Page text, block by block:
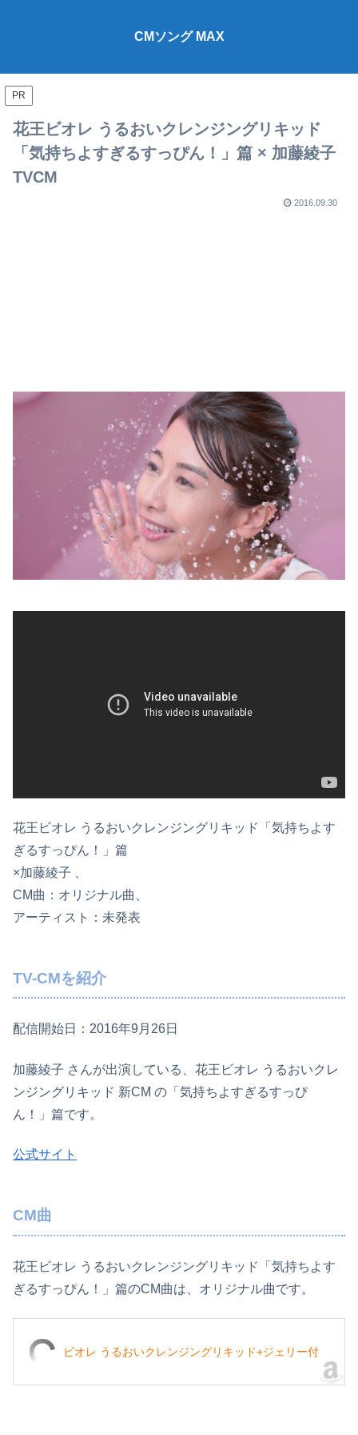
CMソング MAX
PR
花王ビオレ うるおいクレンジングリキッド
「気持ちよすぎるすっぴん！」篇 × 加藤綾子
TVCM
2016.09.30
花王ビオレ うるおいクレンジングリキッド「気持ちよす
ぎるすっぴん！」篇
×加藤綾子 、
CM曲：オリジナル曲、
アーティスト：未発表
TV-CMを紹介
配信開始日：2016年9月26日
加藤綾子 さんが出演している、花王ビオレ うるおいクレ
ンジングリキッド 新CM の「気持ちよすぎるすっぴ
ん！」篇です。
公式サイト
CM曲
花王ビオレ うるおいクレンジングリキッド「気持ちよす
ぎるすっぴん！」篇のCM曲は、オリジナル曲です。
ビオレ うるおいクレンジングリキッド+ジェリー付